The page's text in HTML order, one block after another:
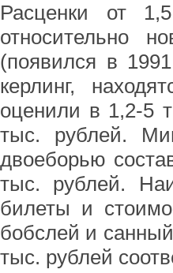
Расценки от
относительно
(появился в
керлинг,
оценили в 1,2-5
тыс. рублей.
двоеборью
тыс. рублей.
билеты и
бобслей и
тыс. рублей